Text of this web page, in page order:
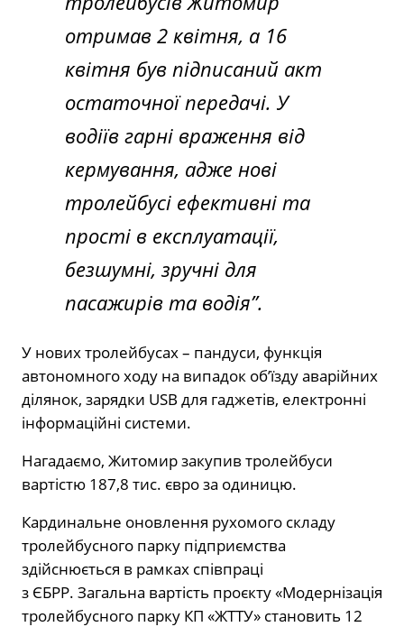
отримав 2 квітня, а 16
квітня був підписаний акт
остаточної передачі. У
водіїв гарні враження від
кермування, адже нові
тролейбусі ефективні та
прості в експлуатації,
безшумні, зручні для
пасажирів та водія”.
У нових тролейбусах – пандуси, функція
автономного ходу на випадок об’їзду аварійних
ділянок, зарядки USB для гаджетів, електронні
інформаційні системи.
Нагадаємо, Житомир закупив тролейбуси
вартістю 187,8 тис. євро за одиницю.
Кардинальне оновлення рухомого складу
тролейбусного парку підприємства
здійснюється в рамках співпраці
з ЄБРР. Загальна вартість проєкту «Модернізація
тролейбусного парку КП «ЖТТУ» становить 12